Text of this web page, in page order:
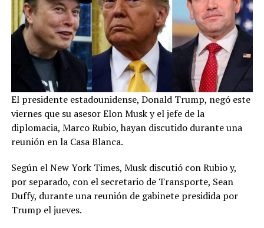
El presidente estadounidense, Donald Trump, negó este
viernes que su asesor Elon Musk y el jefe de la
diplomacia, Marco Rubio, hayan discutido durante una
reunión en la Casa Blanca.
Según el New York Times, Musk discutió con Rubio y,
por separado, con el secretario de Transporte, Sean
Duffy, durante una reunión de gabinete presidida por
Trump el jueves.